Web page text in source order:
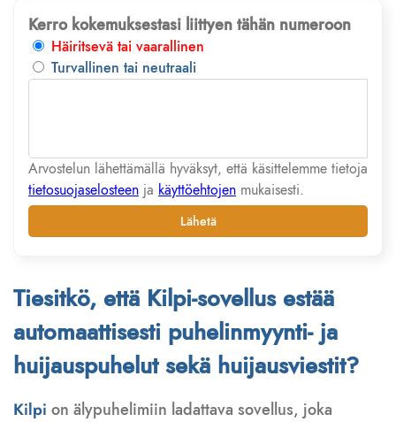
Kerro kokemuksestasi liittyen tähän numeroon
Häiritsevä tai vaarallinen
Turvallinen tai neutraali
Arvostelun lähettämällä hyväksyt, että käsittelemme tietoja
tietosuojaselosteen ja käyttöehtojen mukaisesti.
Lähetä
Tiesitkö, että Kilpi-sovellus estää
automaattisesti puhelinmyynti- ja
huijauspuhelut sekä huijausviestit?
Kilpi on älypuhelimiin ladattava sovellus, joka